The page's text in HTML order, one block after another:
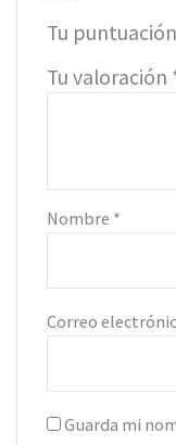
Tu puntuación
Tu valoración
Nombre *
Correo
Guarda mi